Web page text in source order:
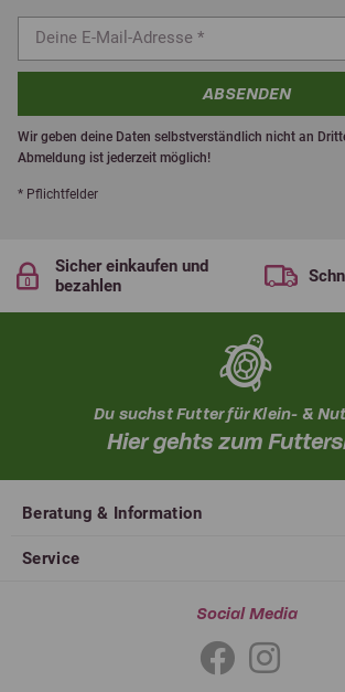
ABSENDEN
Wir geben deine Daten selbstverständlich nicht an
Abmeldung ist jederzeit möglich!
* Pflichtfelder
Sicher einkaufen und
bezahlen
Du suchst Futter für Klein- &
Hier gehts zum
Beratung & Information
Service
Social Media